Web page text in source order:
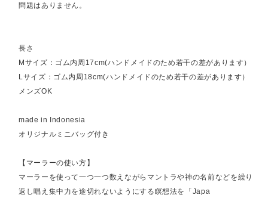
問題はありません。
長さ
Mサイズ：ゴム内周17cm(ハンドメイドのため若干の差があります）
Lサイズ：ゴム内周18cm(ハンドメイドのため若干の差があります）
メンズOK
made in Indonesia
オリジナルミニバッグ付き
【マーラーの使い方】
マーラーを使って一つ一つ数えながらマントラや神の名前などを繰り
返し唱え集中力を途切れないようにする瞑想法を「Japa